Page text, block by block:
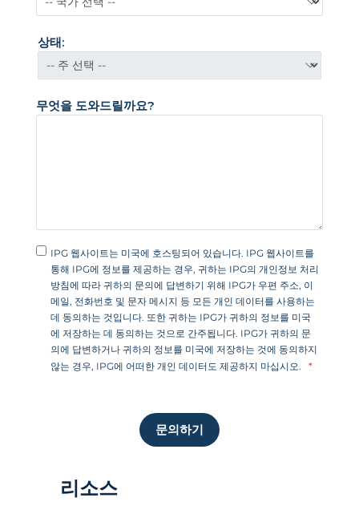
상태:
무엇을 도와드릴까요?
IPG 웹사이트는 미국에 호스팅되어 있습니다. IPG 웹사이트를
통해 IPG에 정보를 제공하는 경우, 귀하는 IPG의 개인정보 처리
방침에 따라 귀하의 문의에 답변하기 위해 IPG가 우편 주소, 이
메일, 전화번호 및 문자 메시지 등 모든 개인 데이터를 사용하는
데 동의하는 것입니다. 또한 귀하는 IPG가 귀하의 정보를 미국
에 저장하는 데 동의하는 것으로 간주됩니다. IPG가 귀하의 문
의에 답변하거나 귀하의 정보를 미국에 저장하는 것에 동의하지
않는 경우, IPG에 어떠한 개인 데이터도 제공하지 마십시오.
문의하기
리소스